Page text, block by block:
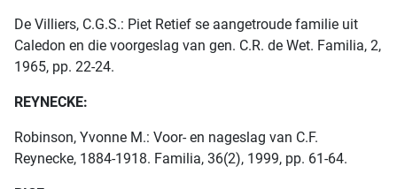
De Villiers, C.G.S.: Piet Retief se aangetroude familie uit
Caledon en die voorgeslag van gen. C.R. de Wet. Familia, 2,
1965, pp. 22-24.
REYNECKE:
Robinson, Yvonne M.: Voor- en nageslag van C.F.
Reynecke, 1884-1918. Familia, 36(2), 1999, pp. 61-64.